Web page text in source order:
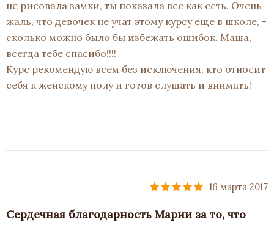
не рисовала замки, ты показала все как есть. Очень
жаль, что девочек не учат этому курсу еще в школе, -
сколько можно было бы избежать ошибок. Маша,
всегда тебе спасибо!!!!
Курс рекомендую всем без исключения, кто относит
себя к женскому полу и готов слушать и внимать!
16 марта 2017
Сердечная благодарность Марии за то, что